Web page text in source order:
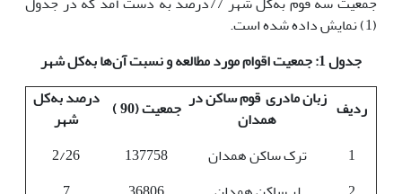
(1) نمایش داده شده است.
جدول 1: جمعیت اقوام مورد مطالعه و نسبت آن‌ها به‌کل شهر
ردیف زبان مادری قوم ساکن در
همدان
جمعیت (90 )
درصد به‌کل
شهر
1
ترک ساکن همدان 137758
2/26